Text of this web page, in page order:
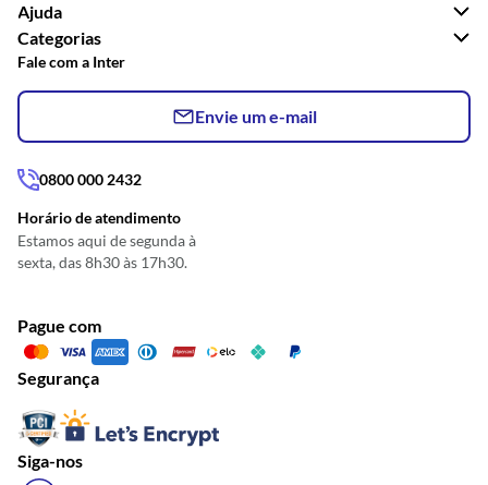
Ajuda
Categorias
Fale com a Inter
Envie um e-mail
0800 000 2432
Horário de atendimento
Estamos aqui de segunda à
sexta, das 8h30 às 17h30.
Pague com
Segurança
Siga-nos